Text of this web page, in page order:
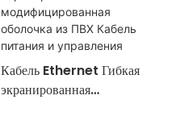
Кабель Ethernet Гибкая
экранированная